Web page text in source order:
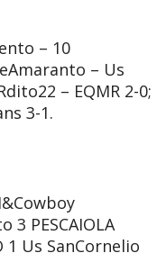
– 10
– Us
– EQMR 2-0;
3-1.
PESCAIOLA
1 Us SanCornelio